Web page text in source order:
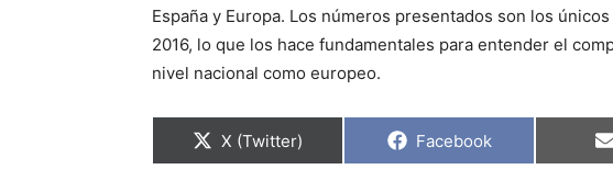
España y Europa. Los números presentados son los
2016, lo que los hace fundamentales para entender el
nivel nacional como europeo.
C
X (Twitter) C
Facebook